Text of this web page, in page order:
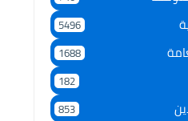
5496
1688
182
853